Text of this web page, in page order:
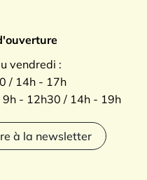
vendredi :
/ 14h - 17h
9h - 12h30 / 14h - 19h
à la newsletter